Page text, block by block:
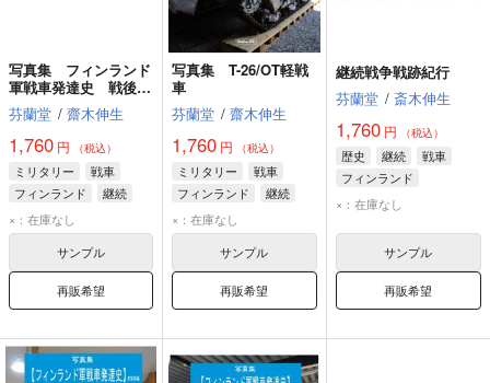
写真集 フィンランド
軍戦車発達史 戦後編
Vol.1
芬蘭堂 / 齋木伸生
1,760 円 （税込）
ミリタリー
戦車
フィンランド
継続
×：在庫なし
サンプル
再販希望
写真集 T-26/OT軽戦
車
芬蘭堂 / 齋木伸生
1,760 円 （税込）
ミリタリー
戦車
フィンランド
継続
×：在庫なし
サンプル
再販希望
継続戦争戦跡紀行
芬蘭堂 / 斎木伸生
1,760円 （税込）
歴史 継続
戦車
フィンランド
×：在庫なし
サンプル
再販希望